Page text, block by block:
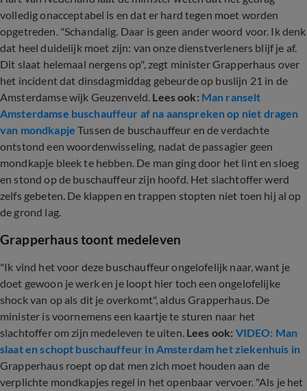
volledig onacceptabel is en dat er hard tegen moet worden
opgetreden. "Schandalig. Daar is geen ander woord voor. Ik denk
dat heel duidelijk moet zijn: van onze dienstverleners blijf je af.
Dit slaat helemaal nergens op", zegt minister Grapperhaus over
het incident dat dinsdagmiddag gebeurde op buslijn 21 in de
Amsterdamse wijk Geuzenveld. Lees ook: Man ranselt
Amsterdamse buschauffeur af na aanspreken op niet dragen
van mondkapje Tussen de buschauffeur en de verdachte
ontstond een woordenwisseling, nadat de passagier geen
mondkapje bleek te hebben. De man ging door het lint en sloeg
en stond op de buschauffeur zijn hoofd. Het slachtoffer werd
zelfs gebeten. De klappen en trappen stopten niet toen hij al op
de grond lag.
Grapperhaus toont medeleven
"Ik vind het voor deze buschauffeur ongelofelijk naar, want je
doet gewoon je werk en je loopt hier toch een ongelofelijke
shock van op als dit je overkomt", aldus Grapperhaus. De
minister is voornemens een kaartje te sturen naar het
slachtoffer om zijn medeleven te uiten. Lees ook: VIDEO: Man
slaat en schopt buschauffeur in Amsterdam het ziekenhuis in
Grapperhaus roept op dat men zich moet houden aan de
verplichte mondkapjes regel in het openbaar vervoer. "Als je het